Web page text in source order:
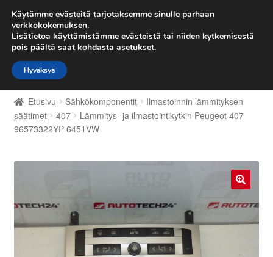
TOIMITUS alkaen 7 EUR
Siirry
navigointiin
Siirry
sisältöön
Etusivu
Kärry
Maailmanlaajuinen toimitus
Etusivu Sähkökomponentit
Ilmastoinnin lämmityksen
säätimet
407
Lämmitys- ja ilmastointikytkin Peugeot 407
96573322YP 6451VW
Käytämme evästeitä tarjotaksemme sinulle parhaan
verkkokokemuksen.
Lisätietoa käyttämistämme evästeistä tai niiden kytkemisestä
pois päältä saat kohdasta asetukset.
Hyväksyä